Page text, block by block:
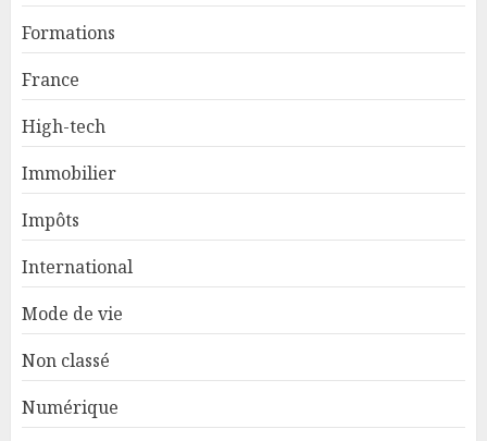
Formations
France
High-tech
Immobilier
Impôts
International
Mode de vie
Non classé
Numérique